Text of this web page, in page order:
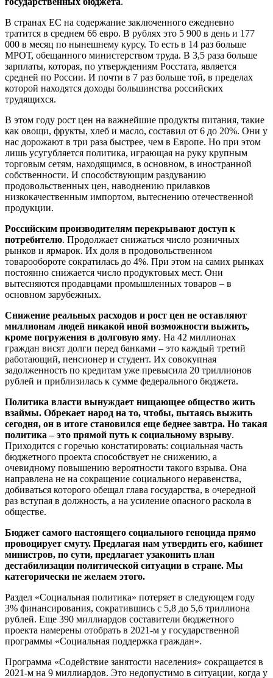
В странах ЕС на содержание заключенного ежедневно
тратится в среднем 66 евро. В рублях это 5 900 в день и 177
000 в месяц по нынешнему курсу. То есть в 14 раз больше
МРОТ, обещанного министерством труда. В 3,5 раза больше
зарплаты, которая, по утверждениям Росстата, является
средней по России. И почти в 7 раз больше той, в пределах
которой находятся доходы большинства российских
трудящихся.
В этом году рост цен на важнейшие продукты питания, такие
как овощи, фрукты, хлеб и масло, составил от 6 до 20%. Они у
нас дорожают в три раза быстрее, чем в Европе. Но при этом
лишь усугубляется политика, играющая на руку крупным
торговым сетям, находящимся, в основном, в иностранной
собственности. И способствующим раздуванию
продовольственных цен, наводнению прилавков
низкокачественным импортом, вытеснению отечественной
продукции.
Российским производителям перекрывают доступ к
потребителю. Продолжает снижаться число розничных
рынков и ярмарок. Их доля в продовольственном
товарообороте сократилась до 4%. При этом на самих рынках
постоянно снижается число продуктовых мест. Они
вытесняются продавцами промышленных товаров – в
основном зарубежных.
Снижение реальных расходов и рост цен не оставляют
миллионам людей никакой иной возможности выжить,
кроме погружения в долговую яму. На 42 миллионах
граждан висят долги перед банками – это каждый третий
работающий, пенсионер и студент. Их совокупная
задолженность по кредитам уже превысила 20 триллионов
рублей и приблизилась к сумме федерального бюджета.
Политика власти вынуждает нищающее общество жить
взаймы. Обрекает народ на то, чтобы, пытаясь выжить
сегодня, он в итоге становился еще беднее завтра. Но такая
политика – это прямой путь к социальному взрыву.
Приходится с горечью констатировать: социальная часть
бюджетного проекта способствует не снижению, а
очевидному повышению вероятности такого взрыва. Она
направлена не на сокращение социального неравенства,
добиваться которого обещал глава государства, в очередной
раз вступая в должность, а на усиление опасного раскола в
обществе.
Бюджет самого настоящего социального геноцида прямо
провоцирует смуту. Предлагая нам утвердить его, кабинет
министров, по сути, предлагает узаконить план
дестабилизации политической ситуации в стране. Мы
категорически не желаем этого.
Раздел «Социальная политика» потеряет в следующем году
3% финансирования, сократившись с 5,8 до 5,6 триллиона
рублей. Еще 390 миллиардов составители бюджетного
проекта намерены отобрать в 2021-м у государственной
программы «Социальная поддержка граждан».
Программа «Содействие занятости населения» сокращается в
2021-м на 9 миллиардов. Это недопустимо в ситуации, когда у